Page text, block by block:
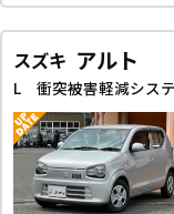
スズキ アルト